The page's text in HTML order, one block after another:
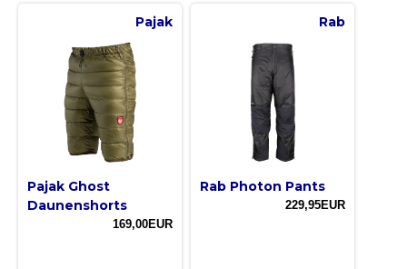
Pajak
Pajak Ghost
Daunenshorts
169,00EUR
Rab
Rab Photon Pants
229,95EUR